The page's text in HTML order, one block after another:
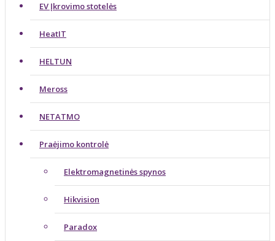
EV Įkrovimo stotelės
HeatIT
HELTUN
Meross
NETATMO
Praėjimo kontrolė
Elektromagnetinės spynos
Hikvision
Paradox